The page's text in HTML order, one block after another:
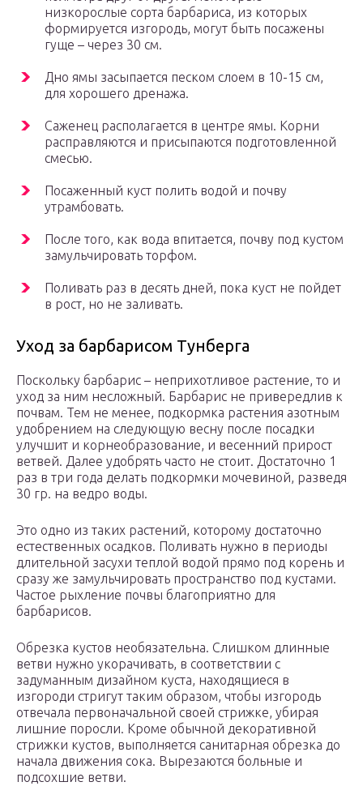
низкорослые сорта барбариса, из которых
формируется изгородь, могут быть посажены
гуще – через 30 см.
Дно ямы засыпается песком слоем в 10-15 см,
для хорошего дренажа.
Саженец располагается в центре ямы. Корни
расправляются и присыпаются подготовленной
смесью.
Посаженный куст полить водой и почву
утрамбовать.
После того, как вода впитается, почву под кустом
замульчировать торфом.
Поливать раз в десять дней, пока куст не пойдет
в рост, но не заливать.
Уход за барбарисом Тунберга
Поскольку барбарис – неприхотливое растение, то и
уход за ним несложный. Барбарис не привередлив к
почвам. Тем не менее, подкормка растения азотным
удобрением на следующую весну после посадки
улучшит и корнеобразование, и весенний прирост
ветвей. Далее удобрять часто не стоит. Достаточно 1
раз в три года делать подкормки мочевиной, разведя
30 гр. на ведро воды.
Это одно из таких растений, которому достаточно
естественных осадков. Поливать нужно в периоды
длительной засухи теплой водой прямо под корень и
сразу же замульчировать пространство под кустами.
Частое рыхление почвы благоприятно для
барбарисов.
Обрезка кустов необязательна. Слишком длинные
ветви нужно укорачивать, в соответствии с
задуманным дизайном куста, находящиеся в
изгороди стригут таким образом, чтобы изгородь
отвечала первоначальной своей стрижке, убирая
лишние поросли. Кроме обычной декоративной
стрижки кустов, выполняется санитарная обрезка до
начала движения сока. Вырезаются больные и
подсохшие ветви.